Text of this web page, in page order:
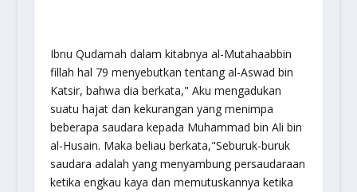
Ibnu Qudamah dalam kitabnya al-Mutahaabbin
fillah hal 79 menyebutkan tentang al-Aswad bin
Katsir, bahwa dia berkata," Aku mengadukan
suatu hajat dan kekurangan yang menimpa
beberapa saudara kepada Muhammad bin Ali bin
al-Husain. Maka beliau berkata,"Seburuk-buruk
saudara adalah yang menyambung persaudaraan
ketika engkau kaya dan memutuskannya ketika